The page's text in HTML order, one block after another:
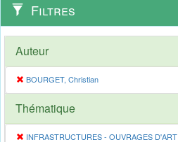
Filtres
Auteur
BOURGET, Christian
Thématique
INFRASTRUCTURES - OUVRAGES D'ART